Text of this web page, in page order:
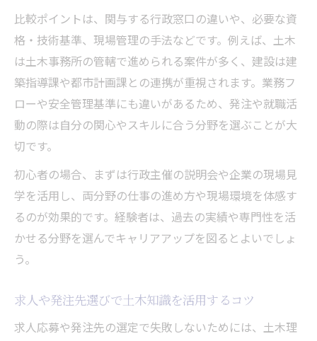
比較ポイントは、関与する行政窓口の違いや、必要な資
格・技術基準、現場管理の手法などです。例えば、土木
は土木事務所の管轄で進められる案件が多く、建設は建
築指導課や都市計画課との連携が重視されます。業務フ
ローや安全管理基準にも違いがあるため、発注や就職活
動の際は自分の関心やスキルに合う分野を選ぶことが大
切です。
初心者の場合、まずは行政主催の説明会や企業の現場見
学を活用し、両分野の仕事の進め方や現場環境を体感す
るのが効果的です。経験者は、過去の実績や専門性を活
かせる分野を選んでキャリアアップを図るとよいでしょ
う。
求人や発注先選びで土木知識を活用するコツ
求人応募や発注先の選定で失敗しないためには、土木理